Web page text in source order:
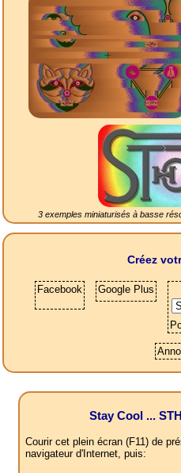
3 exemples miniaturisés à basse
Créez
Facebook Google Plus
Stay Cool ...
Courir cet plein écran (F11) de
navigateur d'Internet, puis: